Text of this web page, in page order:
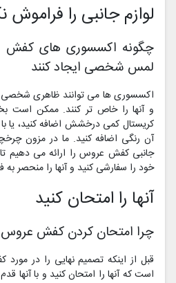
لوازم جانبی را فراموش
چگونه اکسسوری های کفش
لمس شخصی ایجاد کنند
اکسسوری ها می توانند ظاهری
و آنها را خاص تر کنند. ممکن است
کریستال کمی درخشش اضافه کنید، یا
آن رنگی اضافه کنید. ما در مزون
جانبی کفش عروس را ارائه می دهیم
خود را سفارشی کنید و آنها را منحصر به
آنها را امتحان کنید
چرا امتحان کردن کفش
قبل از اینکه تصمیم نهایی را در
است که آنها را امتحان کنید و با آنها